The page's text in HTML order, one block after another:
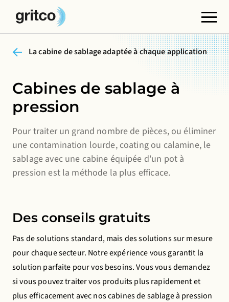
La cabine de sablage adaptée à chaque application
Cabines de sablage à
pression
Pour traiter un grand nombre de pièces, ou éliminer
une contamination lourde, coating ou calamine, le
sablage avec une cabine équipée d'un pot à
pression est la méthode la plus efficace.
Des conseils gratuits
Pas de solutions standard, mais des solutions sur mesure
pour chaque secteur. Notre expérience vous garantit la
solution parfaite pour vos besoins. Vous vous demandez
si vous pouvez traiter vos produits plus rapidement et
plus efficacement avec nos cabines de sablage à pression
Cookies fonctionnels
Ces cookies sont nécessaires au bon fonctionnement
du site web. Vous ne pouvez pas les désactiver.
Cookies de tiers
provenant de sites web tiers, tels que YouTube ou
Vimeo. La désactivation de ces cookies peut entraîner
la suppression de certaines fonctionnalités du site
web.
Ils nous permettent de contrôler et d'améliorer les
performances de nos sites web, ainsi que d'analyser
l'expérience des utilisateurs de manière anonyme.
Cookies publicitaires
Cela nous permet de vous présenter des publicités
pertinentes sur des sites web et des applis de tiers,